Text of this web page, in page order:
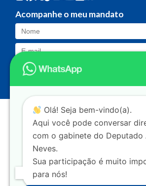
Acompanhe o meu mandato
Olá! Seja bem-vindo(a).
Aqui você pode conversar
com o gabinete do Deputado
Neves.
Sua participação é muito
para nós!